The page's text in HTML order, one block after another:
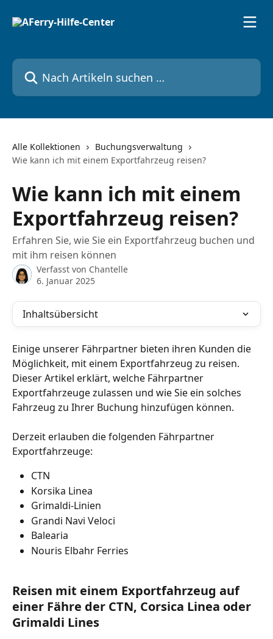
Nach Artikeln suchen …
Alle Kollektionen
Buchungsverwaltung
Wie kann ich mit einem Exportfahrzeug reisen?
Wie kann ich mit einem
Exportfahrzeug reisen?
Erfahren Sie, wie Sie ein Exportfahrzeug buchen und
mit ihm reisen können
Verfasst von Chantelle
6. Januar 2025
Inhaltsübersicht
Einige unserer Fährpartner bieten ihren Kunden die
Möglichkeit, mit einem Exportfahrzeug zu reisen.
Dieser Artikel erklärt, welche Fährpartner
Exportfahrzeuge zulassen und wie Sie ein solches
Fahrzeug zu Ihrer Buchung hinzufügen können.
Derzeit erlauben die folgenden Fährpartner
Exportfahrzeuge:
CTN
Korsika Linea
Grimaldi-Linien
Grandi Navi Veloci
Balearia
Nouris Elbahr Ferries
Reisen mit einem Exportfahrzeug auf
einer Fähre der CTN, Corsica Linea oder
Grimaldi Lines